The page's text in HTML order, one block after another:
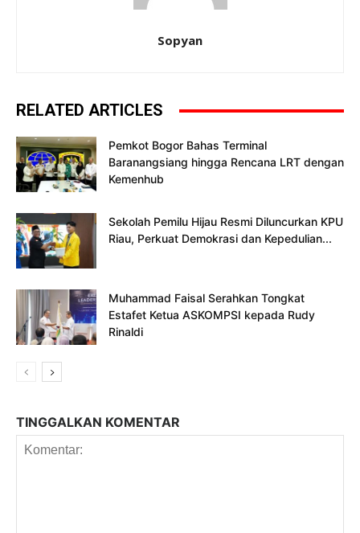
Sopyan
RELATED ARTICLES
Pemkot Bogor Bahas Terminal
Baranangsiang hingga Rencana LRT dengan
Kemenhub
Sekolah Pemilu Hijau Resmi Diluncurkan KPU
Riau, Perkuat Demokrasi dan Kepedulian...
Muhammad Faisal Serahkan Tongkat
Estafet Ketua ASKOMPSI kepada Rudy
Rinaldi
TINGGALKAN KOMENTAR